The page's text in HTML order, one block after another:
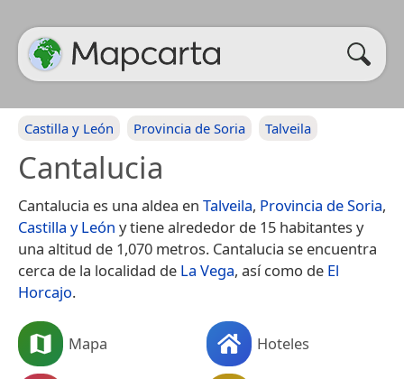
Castilla y León Provincia de Soria Talveila
Cantalucia
Cantalucia es una aldea en Talveila, Provincia de Soria,
Castilla y León y tiene alrededor de 15 habitantes y
una altitud de 1,070 metros. Cantalucia se encuentra
cerca de la localidad de La Vega, así como de El
Horcajo.
Mapa Hoteles